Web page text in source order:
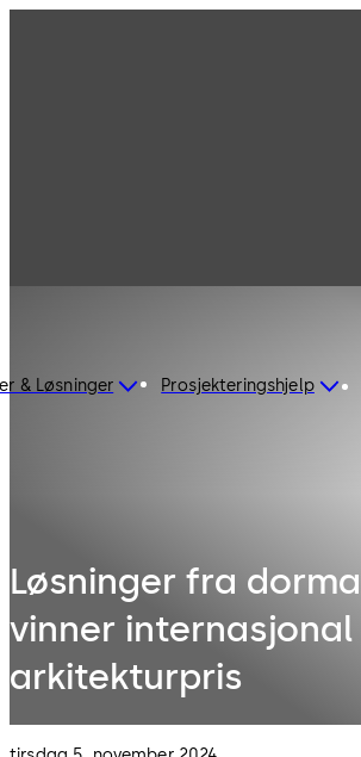
& Løsninger Prosjekteringshjelp
Løsninger fra
vinner internasjonal
arkitekturpris